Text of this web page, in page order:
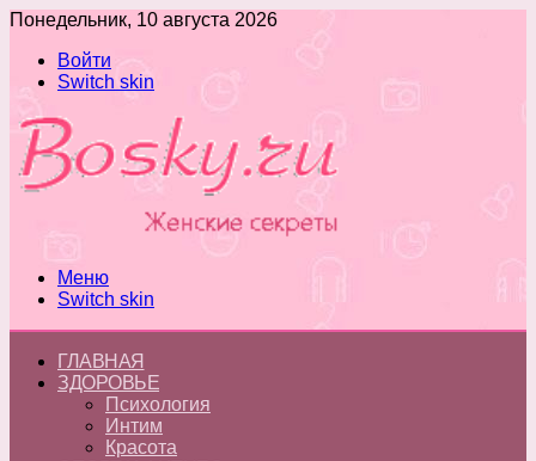
Понедельник, 10 августа 2026
Войти
Switch skin
Меню
Switch skin
ГЛАВНАЯ
ЗДОРОВЬЕ
Психология
Интим
Красота